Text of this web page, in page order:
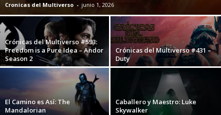
Cronicas del Multiverso - junio 1, 2026
Crónicas del Multiverso #593:
Freedom is a Pure Idea – Andor
Season 2
Crónicas del Multiverso #431 –
Duty
El Camino es Así: The
Mandalorian
Caballero y Maestro: Luke
Skywalker